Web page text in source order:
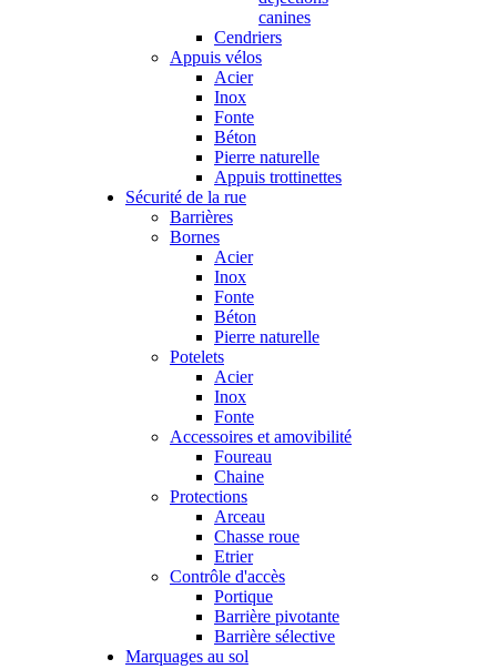
canines
Cendriers
Appuis vélos
Acier
Inox
Fonte
Béton
Pierre naturelle
Appuis trottinettes
Sécurité de la rue
Barrières
Bornes
Acier
Inox
Fonte
Béton
Pierre naturelle
Potelets
Acier
Inox
Fonte
Accessoires et amovibilité
Foureau
Chaine
Protections
Arceau
Chasse roue
Etrier
Contrôle d'accès
Portique
Barrière pivotante
Barrière sélective
Marquages au sol